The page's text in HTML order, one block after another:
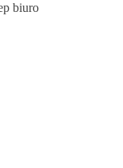
biuro